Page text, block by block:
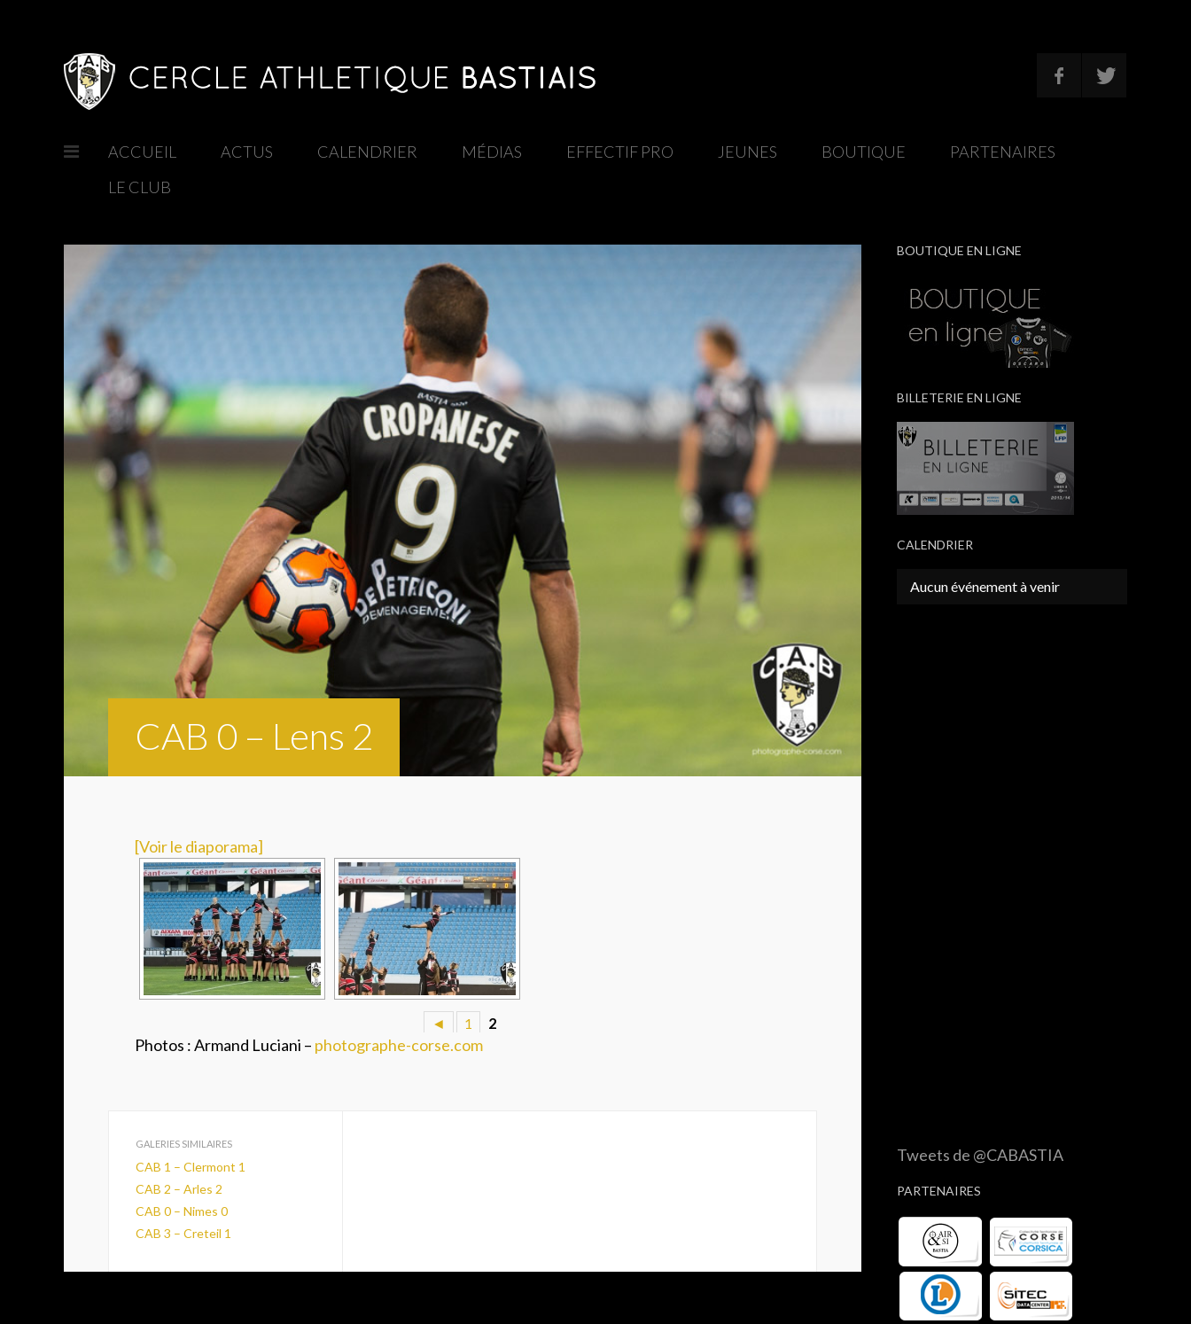
ACCUEIL ACTUS CALENDRIER MÉDIAS EFFECTIF PRO JEUNES BOUTIQUE PARTENAIRES
LE CLUB
CAB 0 – Lens 2
[Voir le diaporama]
◄ 1 2
Photos : Armand Luciani – photographe-corse.com
GALERIES SIMILAIRES
CAB 1 – Clermont 1
CAB 2 – Arles 2
CAB 0 – Nimes 0
CAB 3 – Creteil 1
BOUTIQUE EN LIGNE
BILLETERIE EN LIGNE
CALENDRIER
Aucun événement à venir
Tweets de @CABASTIA
PARTENAIRES